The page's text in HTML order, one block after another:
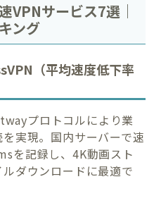
VPNサービス7選｜
ング
（平均速度低下率
プロトコルにより業
実現。国内サーバーで速
を記録し、4K動画スト
ダウンロードに最適で